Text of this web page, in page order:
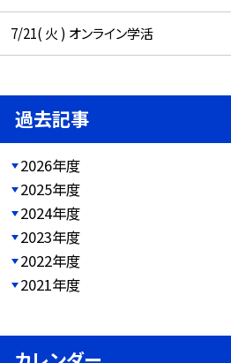
7/21( 火 ) オンライン学活
過去記事
2026年度
2025年度
2024年度
2023年度
2022年度
2021年度